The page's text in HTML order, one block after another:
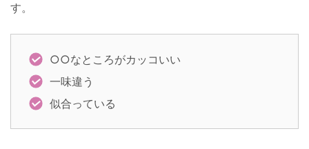
す。
○○なところがカッコいい
一味違う
似合っている